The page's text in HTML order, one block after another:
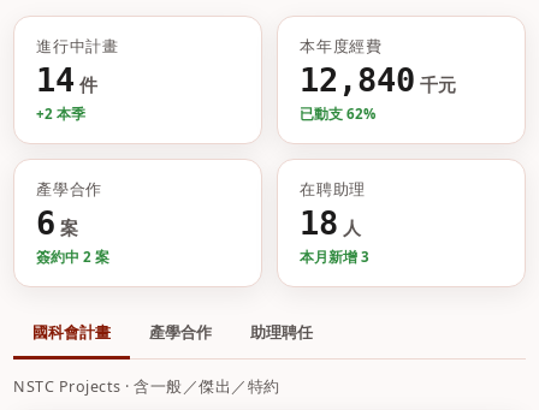
進行中計畫
14 件
+2 本季
本年度經費
12,840 千元
已動支 62%
產學合作
6 案
簽約中 2 案
在聘助理
18 人
本月新增 3
國科會計畫 產學合作 助理聘任
NSTC Projects · 含一般／傑出／特約